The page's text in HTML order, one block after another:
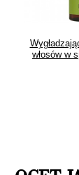
włosów w